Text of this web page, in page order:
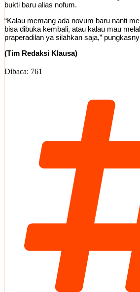
bukti baru alias nofum.
“Kalau memang ada novum baru nanti
bisa dibuka kembali, atau kalau mau
praperadilan ya silahkan saja,”
(Tim Redaksi Klausa)
Dibaca: 761